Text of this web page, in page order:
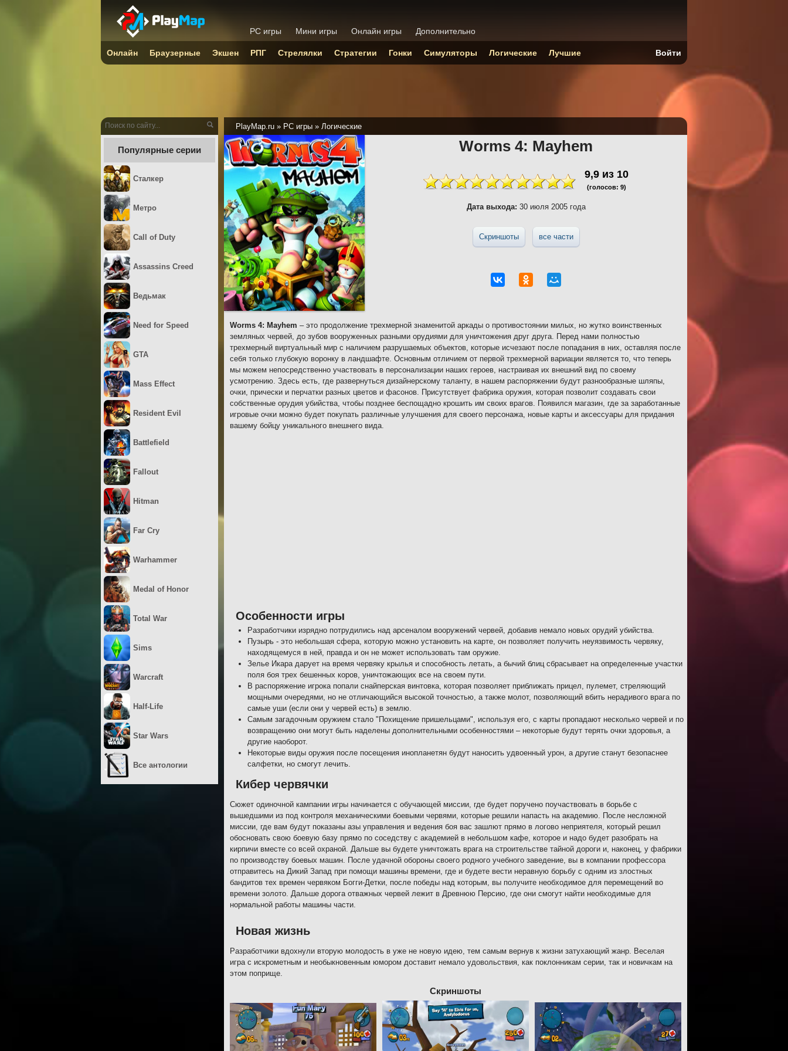
PlayMap.ru » PC игры » Логические
Worms 4: Mayhem
9,9 из 10
(голосов: 9)
Дата выхода: 30 июля 2005 года
Скриншоты все части
Worms 4: Mayhem – это продолжение трехмерной знаменитой аркады о противостоянии милых, но жутко воинственных
земляных червей, до зубов вооруженных разными орудиями для уничтожения друг друга. Перед нами полностью
трехмерный виртуальный мир с наличием разрушаемых объектов, которые исчезают после попадания в них, оставляя после
себя только глубокую воронку в ландшафте. Основным отличием от первой трехмерной вариации является то, что теперь
мы можем непосредственно участвовать в персонализации наших героев, настраивая их внешний вид по своему
усмотрению. Здесь есть, где развернуться дизайнерскому таланту, в нашем распоряжении будут разнообразные шляпы,
очки, прически и перчатки разных цветов и фасонов. Присутствует фабрика оружия, которая позволит создавать свои
собственные орудия убийства, чтобы позднее беспощадно крошить им своих врагов. Появился магазин, где за заработанные
игровые очки можно будет покупать различные улучшения для своего персонажа, новые карты и аксессуары для придания
вашему бойцу уникального внешнего вида.
Особенности игры
Разработчики изрядно потрудились над арсеналом вооружений червей, добавив немало новых орудий убийства.
Пузырь - это небольшая сфера, которую можно установить на карте, он позволяет получить неуязвимость червяку,
находящемуся в ней, правда и он не может использовать там оружие.
Зелье Икара дарует на время червяку крылья и способность летать, а бычий блиц сбрасывает на определенные участки
поля боя трех бешенных коров, уничтожающих все на своем пути.
В распоряжение игрока попали снайперская винтовка, которая позволяет приближать прицел, пулемет, стреляющий
мощными очередями, но не отличающийся высокой точностью, а также молот, позволяющий вбить нерадивого врага по
самые уши (если они у червей есть) в землю.
Самым загадочным оружием стало "Похищение пришельцами", используя его, с карты пропадают несколько червей и по
возвращению они могут быть наделены дополнительными особенностями – некоторые будут терять очки здоровья, а
другие наоборот.
Некоторые виды оружия после посещения инопланетян будут наносить удвоенный урон, а другие станут безопаснее
салфетки, но смогут лечить.
Кибер червячки
Сюжет одиночной кампании игры начинается с обучающей миссии, где будет поручено поучаствовать в борьбе с
вышедшими из под контроля механическими боевыми червями, которые решили напасть на академию. После несложной
миссии, где вам будут показаны азы управления и ведения боя вас зашлют прямо в логово неприятеля, который решил
обосновать свою боевую базу прямо по соседству с академией в небольшом кафе, которое и надо будет разобрать на
кирпичи вместе со всей охраной. Дальше вы будете уничтожать врага на строительстве тайной дороги и, наконец, у фабрики
по производству боевых машин. После удачной обороны своего родного учебного заведение, вы в компании профессора
отправитесь на Дикий Запад при помощи машины времени, где и будете вести неравную борьбу с одним из злостных
бандитов тех времен червяком Богги-Детки, после победы над которым, вы получите необходимое для перемещений во
времени золото. Дальше дорога отважных червей лежит в Древнюю Персию, где они смогут найти необходимые для
нормальной работы машины части.
Новая жизнь
Разработчики вдохнули вторую молодость в уже не новую идею, тем самым вернув к жизни затухающий жанр. Веселая
игра с искрометным и необыкновенным юмором доставит немало удовольствия, как поклонникам серии, так и новичкам на
этом поприще.
Скриншоты
Популярные серии
Сталкер
Метро
Call of Duty
Assassins Creed
Ведьмак
Need for Speed
GTA
Mass Effect
Resident Evil
Battlefield
Fallout
Hitman
Far Cry
Warhammer
Medal of Honor
Total War
Sims
Warcraft
Half-Life
Star Wars
Все антологии
PC игры Мини игры Онлайн игры Дополнительно
Онлайн Браузерные Экшен РПГ Стрелялки Стратегии Гонки Симуляторы Логические Лучшие Войти